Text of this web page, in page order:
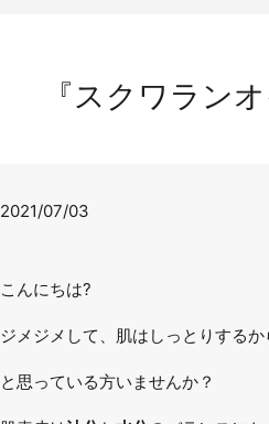
『スクワラン
2021/07/03
こんにちは?
ジメジメして、肌はしっとりする
と思っている方いませんか？